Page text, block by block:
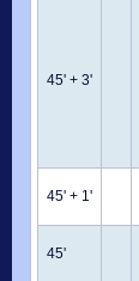
45' + 3'
45' + 1'
45'